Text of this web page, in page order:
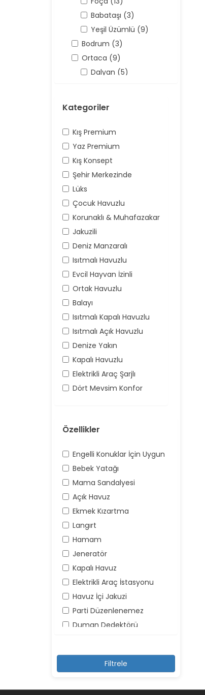
Babataşı (3)
Yeşil Üzümlü (9)
Bodrum (3)
Ortaca (9)
Dalyan (5)
Üzümlü (16)
Kategoriler
Kış Premium
Yaz Premium
Kış Konsept
Şehir Merkezinde
Lüks
Çocuk Havuzlu
Korunaklı & Muhafazakar
Jakuzili
Deniz Manzaralı
Isıtmalı Havuzlu
Evcil Hayvan İzinli
Ortak Havuzlu
Balayı
Isıtmalı Kapalı Havuzlu
Isıtmalı Açık Havuzlu
Denize Yakın
Kapalı Havuzlu
Elektrikli Araç Şarjlı
Dört Mevsim Konfor
Özellikler
Engelli Konuklar İçin Uygun
Bebek Yatağı
Mama Sandalyesi
Açık Havuz
Ekmek Kızartma
Langırt
Hamam
Jeneratör
Kapalı Havuz
Elektrikli Araç İstasyonu
Havuz İçi Jakuzi
Parti Düzenlenemez
Duman Dedektörü
Yüksek Ses Yapılamaz
Kayıt Dışı Misafir Kabul
Şemsiye ve Şezlonglar